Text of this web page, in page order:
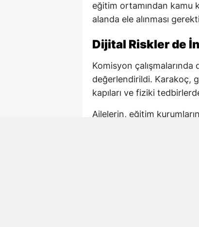
eğitim ortamından kamu
alanda ele alınması
Dijital Riskler de
Komisyon
değerlendirildi. Karakoç,
kapıları ve fiziki
Ailelerin, eğitim